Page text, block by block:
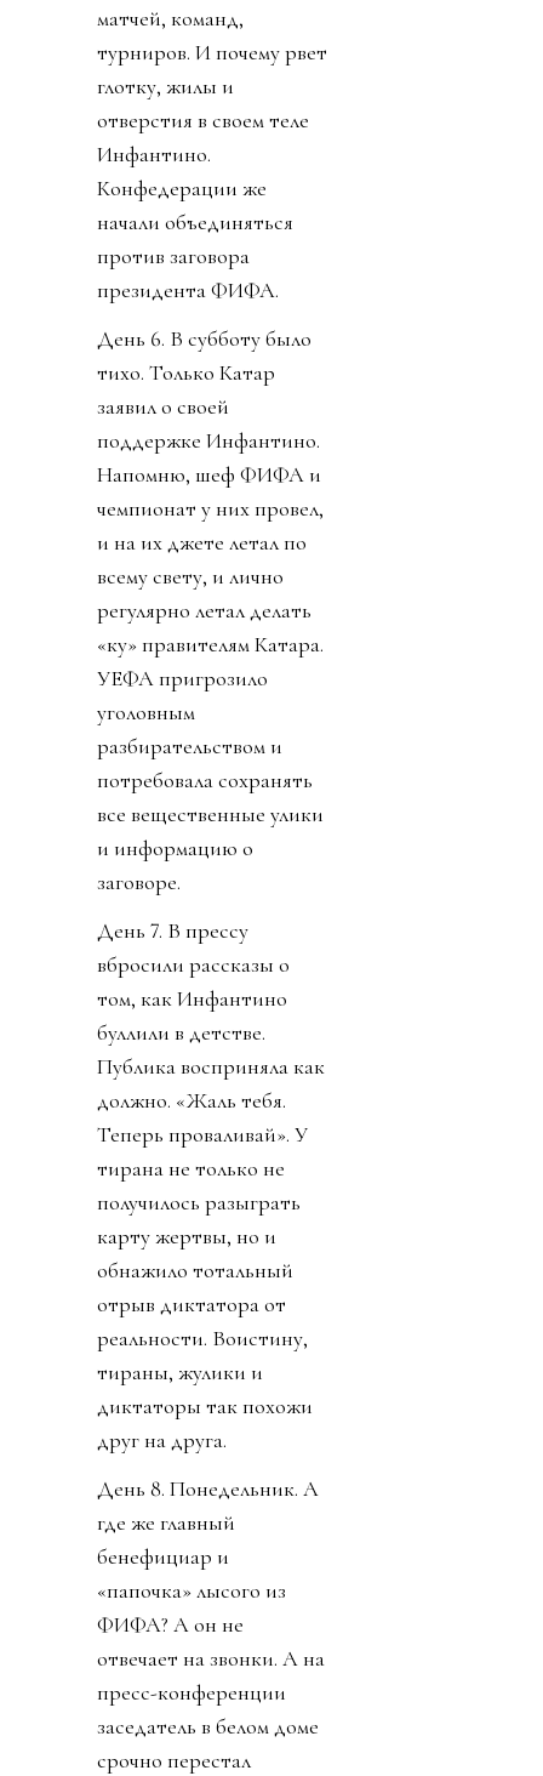
матчей, команд,
турниров. И почему рвет
глотку, жилы и
отверстия в своем теле
Инфантино.
Конфедерации же
начали объединяться
против заговора
президента ФИФА.
День 6. В субботу было
тихо. Только Катар
заявил о своей
поддержке Инфантино.
Напомню, шеф ФИФА и
чемпионат у них провел,
и на их джете летал по
всему свету, и лично
регулярно летал делать
«ку» правителям Катара.
УЕФА пригрозило
уголовным
разбирательством и
потребовала сохранять
все вещественные улики
и информацию о
заговоре.
День 7. В прессу
вбросили рассказы о
том, как Инфантино
буллили в детстве.
Публика восприняла как
должно. «Жаль тебя.
Теперь проваливай». У
тирана не только не
получилось разыграть
карту жертвы, но и
обнажило тотальный
отрыв диктатора от
реальности. Воистину,
тираны, жулики и
диктаторы так похожи
друг на друга.
День 8. Понедельник. А
где же главный
бенефициар и
«папочка» лысого из
ФИФА? А он не
отвечает на звонки. А на
пресс-конференции
заседатель в белом доме
срочно перестал